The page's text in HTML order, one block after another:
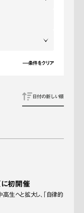
条件をクリア
日付の新しい順
に初開催
生へと拡大し、「自律的